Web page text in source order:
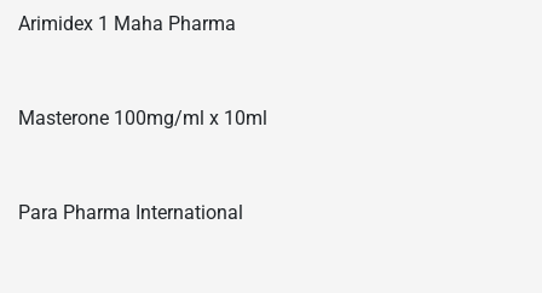
Arimidex 1 Maha Pharma
Masterone 100mg/ml x 10ml
Para Pharma International